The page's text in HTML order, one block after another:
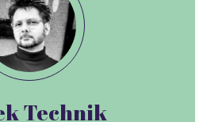
Technik